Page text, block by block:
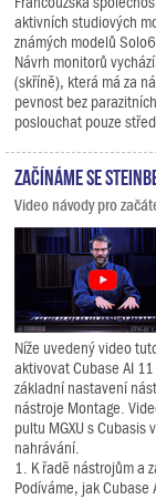
aktivních studiových
známých modelů
Návrh monitorů
(skříně), která má za
pevnost bez
poslouchat pouze
Začínáme se
Video návody pro
Níže uvedený video
aktivovat Cubase AI
základní nastavení
nástroje Montage.
pultu MGXU s
nahrávání.
1. K řadě nástrojům a
Podíváme, jak